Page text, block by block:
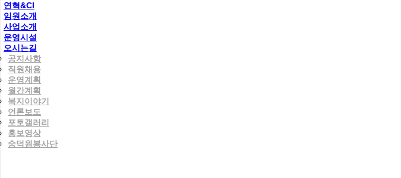
연혁&CI
임원소개
사업소개
운영시설
오시는길
공지사항
직원채용
운영계획
월간계획
복지이야기
언론보도
포토갤러리
홍보영상
숭덕원봉사단